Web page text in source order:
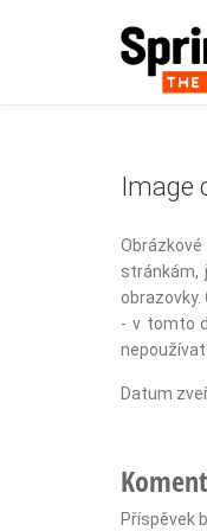
Image
stránkám,
- v tomto
Datum
Příspěvek